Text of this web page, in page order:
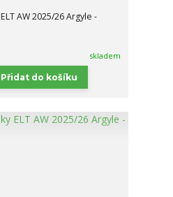
AW 2025/26 Argyle -
skladem
Přidat do košíku